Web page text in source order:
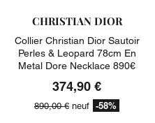
CHRISTIAN DIOR
Collier Christian Dior Sautoir
Perles & Leopard 78cm En
Metal Dore Necklace 890€
374,90 €
890,00 € neuf -58%